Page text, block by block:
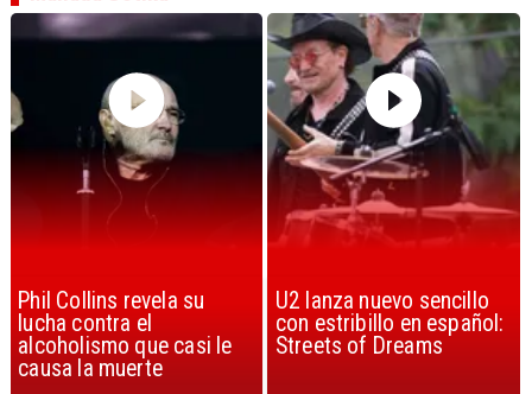
U2 lanza nuevo sencillo
con estribillo en español:
Streets of Dreams
“Africa” de Toto es
considerada la mejor
canción, según la ciencia